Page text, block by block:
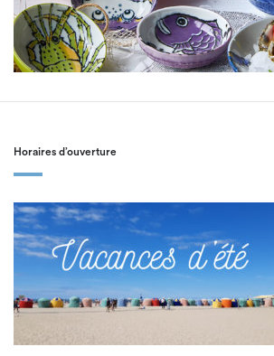
Horaires d’ouverture